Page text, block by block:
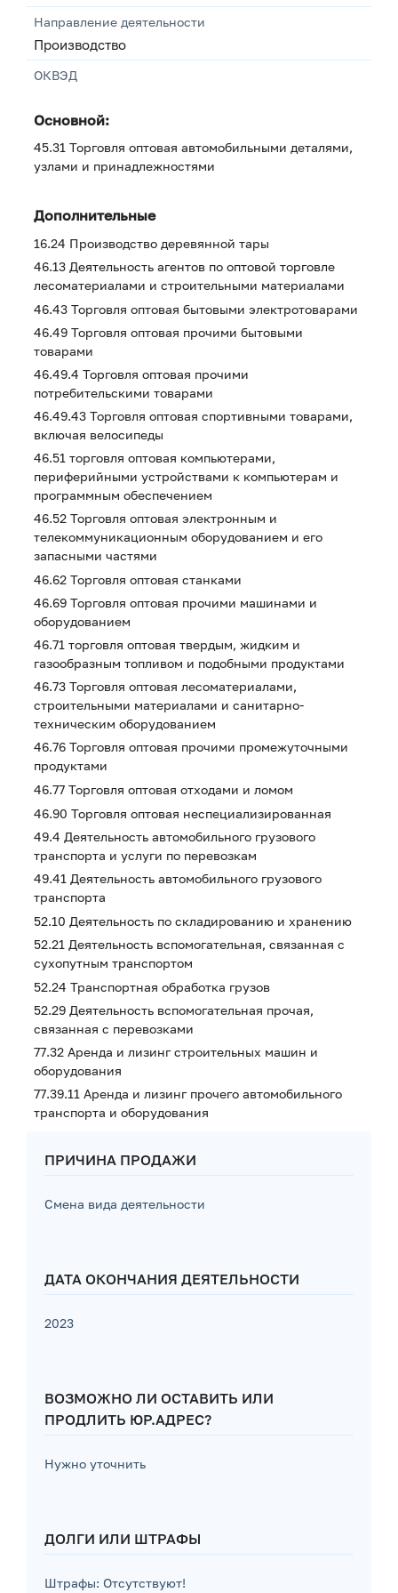
Направление деятельности
Производство
ОКВЭД
Основной:
45.31 Торговля оптовая автомобильными деталями,
узлами и принадлежностями
Дополнительные
16.24 Производство деревянной тары
46.13 Деятельность агентов по оптовой торговле
лесоматериалами и строительными материалами
46.43 Торговля оптовая бытовыми электротоварами
46.49 Торговля оптовая прочими бытовыми
товарами
46.49.4 Торговля оптовая прочими
потребительскими товарами
46.49.43 Торговля оптовая спортивными товарами,
включая велосипеды
46.51 торговля оптовая компьютерами,
периферийными устройствами к компьютерам и
программным обеспечением
46.52 Торговля оптовая электронным и
телекоммуникационным оборудованием и его
запасными частями
46.62 Торговля оптовая станками
46.69 Торговля оптовая прочими машинами и
оборудованием
46.71 торговля оптовая твердым, жидким и
газообразным топливом и подобными продуктами
46.73 Торговля оптовая лесоматериалами,
строительными материалами и санитарно-
техническим оборудованием
46.76 Торговля оптовая прочими промежуточными
продуктами
46.77 Торговля оптовая отходами и ломом
46.90 Торговля оптовая неспециализированная
49.4 Деятельность автомобильного грузового
транспорта и услуги по перевозкам
49.41 Деятельность автомобильного грузового
транспорта
52.10 Деятельность по складированию и хранению
52.21 Деятельность вспомогательная, связанная с
сухопутным транспортом
52.24 Транспортная обработка грузов
52.29 Деятельность вспомогательная прочая,
связанная с перевозками
77.32 Аренда и лизинг строительных машин и
оборудования
77.39.11 Аренда и лизинг прочего автомобильного
транспорта и оборудования
ПРИЧИНА ПРОДАЖИ
Смена вида деятельности
ДАТА ОКОНЧАНИЯ ДЕЯТЕЛЬНОСТИ
2023
ВОЗМОЖНО ЛИ ОСТАВИТЬ ИЛИ
ПРОДЛИТЬ ЮР.АДРЕС?
Нужно уточнить
ДОЛГИ ИЛИ ШТРАФЫ
Штрафы: Отсутствуют!